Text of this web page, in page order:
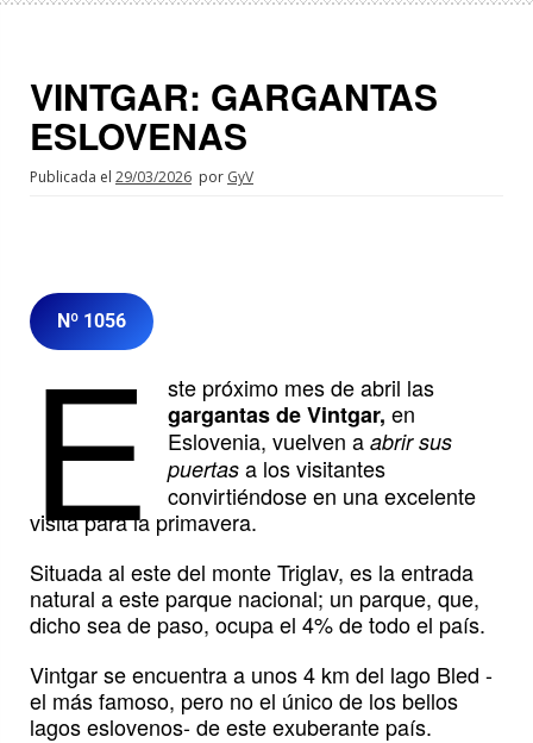
VINTGAR: GARGANTAS
ESLOVENAS
Publicada el 29/03/2026 por GyV
Nº 1056
E
ste próximo mes de abril las
gargantas de Vintgar, en
Eslovenia, vuelven aabrir sus
puertas a los visitantes
convirtiéndose en una excelente
visita para la primavera.
Situada al este del monte Triglav, es la entrada
natural a este parque nacional; un parque, que,
dicho sea de paso, ocupa el 4% de todo el país.
Vintgar se encuentra a unos 4 km del lago Bled -
el más famoso, pero no el único de los bellos
lagos eslovenos- de este exuberante país.